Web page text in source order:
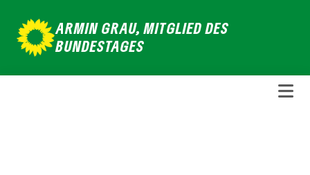
zum
Inhalt
ARMIN GRAU, MITGLIED DES
BUNDESTAGES